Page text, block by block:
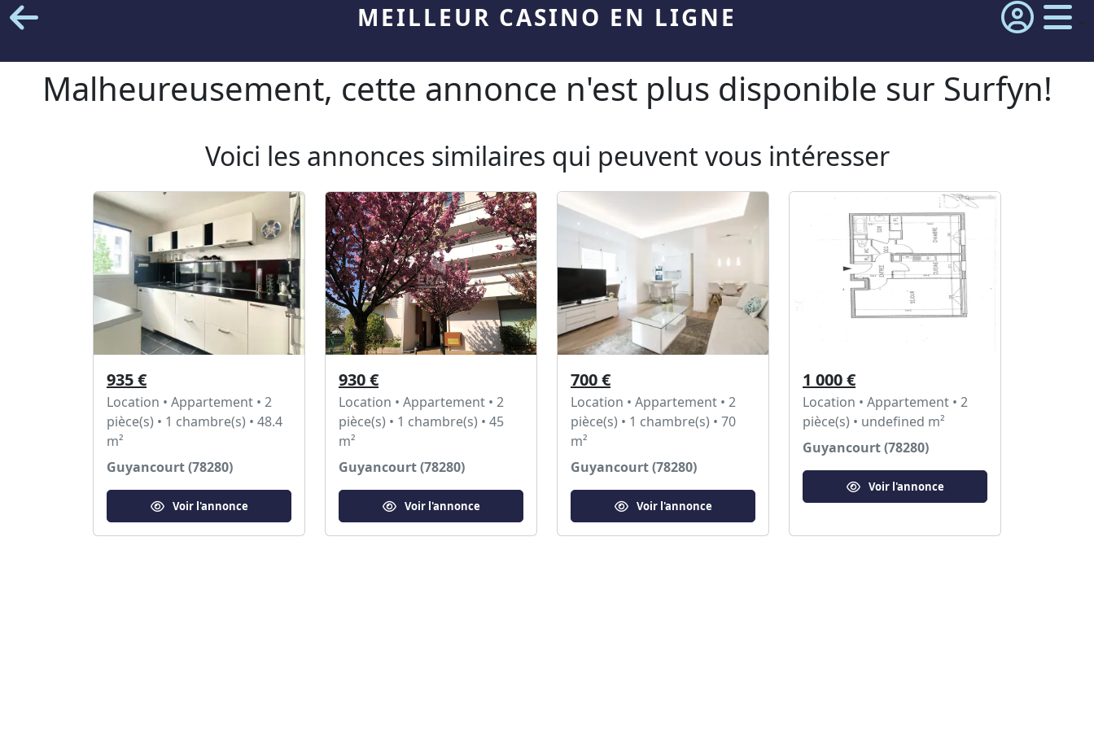
MEILLEUR CASINO EN LIGNE
Malheureusement, cette annonce n'est plus disponible sur Surfyn!
Voici les annonces similaires qui peuvent vous intéresser
935 €
Location • Appartement • 2
pièce(s) • 1 chambre(s) • 48.4
m²
Guyancourt (78280)
Voir l'annonce
930 €
Location • Appartement • 2
pièce(s) • 1 chambre(s) • 45
m²
Guyancourt (78280)
Voir l'annonce
700 €
Location • Appartement • 2
pièce(s) • 1 chambre(s) • 70
m²
Guyancourt (78280)
Voir l'annonce
1 000 €
Location • Appartement • 2
pièce(s) • undefined m²
Guyancourt (78280)
Voir l'annonce